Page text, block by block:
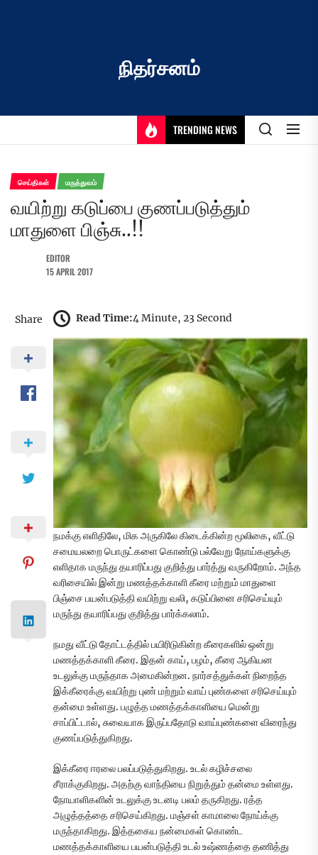
நிதர்சனம்
TRENDING NEWS
செய்திகள் மருத்துவம்
வயிற்று கடுப்பை குணப்படுத்தும்
மாதுளை பிஞ்சு..!!
EDITOR
15 APRIL 2017
Share Read Time:4 Minute, 23 Second
நமக்கு எளிதிலே, மிக அருகிலே கிடைக்கின்ற மூலிகை, வீட்டு
சமையலறை பொருட்களை கொண்டு பல்வேறு நோய்களுக்கு
எளிதாக மருந்து தயாரிப்பது குறித்து பார்த்து வருகிறோம். அந்த
வரிசையில் இன்று மணத்தக்காளி கீரை மற்றும் மாதுளை
பிஞ்சை பயன்படுத்தி வயிற்று வலி, கடுப்பினை சரிசெய்யும்
மருந்து தயாரிப்பது குறித்து பார்க்கலாம்.
நமது வீட்டு தோட்டத்தில் பயிரிடுகின்ற கீரைகளில் ஒன்று
மணத்தக்காளி கீரை. இதன் காய், பழம், கீரை ஆகியன
உடலுக்கு மருந்தாக அமைகின்றன. நார்சத்துக்கள் நிறைந்த
இக்கீரைக்கு வயிற்று புண் மற்றும் வாய் புண்களை சரிசெய்யும்
தன்மை உள்ளது. பழுத்த மணத்தக்காளியை மென்று
சாப்பிட்டால், சுவையாக இருப்பதோடு வாய்புண்களை விரைந்து
குணப்படுத்துகிறது.
இக்கீரை ஈரலை பலப்படுத்துகிறது. உடல் கழிச்சலை
சீராக்குகிறது. அதற்கு வாந்தியை நிறுத்தும் தன்மை உள்ளது.
நோயாளிகளின் உடலுக்கு உடனடி பலம் தருகிறது. ரத்த
அழுத்தத்தை சரிசெய்கிறது. மஞ்சள் காமாலை நோய்க்கு
மருந்தாகிறது. இத்தகைய நன்மைகள் கொண்ட
மணத்தக்காளியை பயன்படுத்தி உடல் உஷ்ணத்தை தணித்து